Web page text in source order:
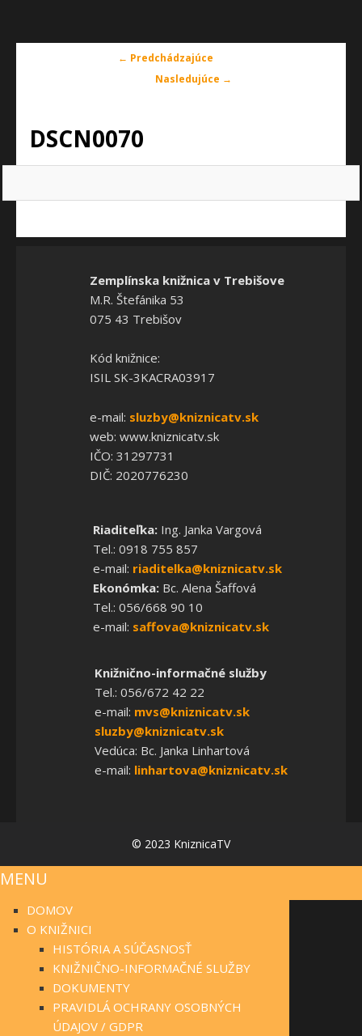
Navigácia
← Predchádzajúce
Nasledujúce →
DSCN0070
Zemplínska knižnica v Trebišove
M.R. Štefánika 53
075 43 Trebišov
Kód knižnice:
ISIL SK-3KACRA03917
e-mail: sluzby@kniznicatv.sk
web: www.kniznicatv.sk
IČO: 31297731
DIČ: 2020776230
Riaditeľka:Ing. Janka Vargová
Tel.: 0918 755 857
e-mail: riaditelka@kniznicatv.sk
Ekonómka:Bc. Alena Šaffová
Tel.: 056/668 90 10
e-mail: saffova@kniznicatv.sk
Knižnično-informačné služby
Tel.: 056/672 42 22
e-mail: mvs@kniznicatv.sk
sluzby@kniznicatv.sk
Vedúca: Bc. Janka Linhartová
e-mail: linhartova@kniznicatv.sk
© 2023 KniznicaTV
MENU
DOMOV
O KNIŽNICI
HISTÓRIA A SÚČASNOSŤ
KNIŽNIČNO-INFORMAČNÉ SLUŽBY
DOKUMENTY
PRAVIDLÁ OCHRANY OSOBNÝCH
ÚDAJOV / GDPR